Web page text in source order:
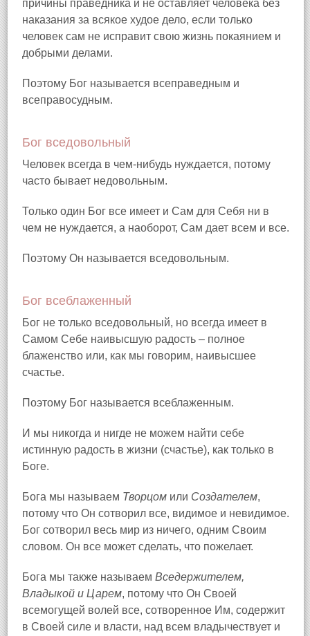
причины праведника и не оставляет человека без
наказания за всякое худое дело, если только
человек сам не исправит свою жизнь покаянием и
добрыми делами.
Поэтому Бог называется всеправедным и
всеправосудным.
Бог вседовольный
Человек всегда в чем-нибудь нуждается, потому
часто бывает недовольным.
Только один Бог все имеет и Сам для Себя ни в
чем не нуждается, а наоборот, Сам дает всем и все.
Поэтому Он называется вседовольным.
Бог всеблаженный
Бог не только вседовольный, но всегда имеет в
Самом Себе наивысшую радость – полное
блаженство или, как мы говорим, наивысшее
счастье.
Поэтому Бог называется всеблаженным.
И мы никогда и нигде не можем найти себе
истинную радость в жизни (счастье), как только в
Боге.
Бога мы называем Творцом или Создателем,
потому что Он сотворил все, видимое и невидимое.
Бог сотворил весь мир из ничего, одним Своим
словом. Он все может сделать, что пожелает.
Бога мы также называем Вседержителем,
Владыкой и Царем, потому что Он Своей
всемогущей волей все, сотворенное Им, содержит
в Своей силе и власти, над всем владычествует и